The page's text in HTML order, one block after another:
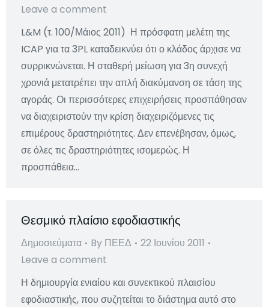
Leave a comment
L&M (τ. 100/Μάιος 2011) Η πρόσφατη μελέτη της
ICAP για τα 3PL καταδεικνύει ότι ο κλάδος άρχισε να
συρρικνώνεται. Η σταθερή μείωση για 3η συνεχή
χρονιά μετατρέπει την απλή διακύμανση σε τάση της
αγοράς. Οι περισσότερες επιχειρήσεις προσπάθησαν
να διαχειριστούν την κρίση διαχειριζόμενες τις
επιμέρους δραστηριότητες. Δεν επενέβησαν, όμως,
σε όλες τις δραστηριότητες ισομερώς. Η
προσπάθεια…
Θεσμικό πλαίσιο εφοδιαστικής
Δημοσιεύματα By ΠΕΕΔ
22 Ιουνίου 2011
Leave a comment
Η δημιουργία ενιαίου και συνεκτικού πλαισίου
εφοδιαστικής, που συζητείται το διάστημα αυτό στο